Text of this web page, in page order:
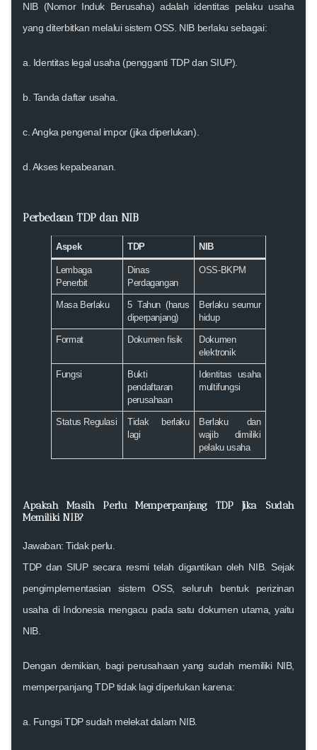
NIB (Nomor Induk Berusaha) adalah identitas pelaku usaha
yang diterbitkan melalui sistem OSS. NIB berlaku sebagai:
a. Identitas legal usaha (pengganti TDP dan SIUP).
b. Tanda daftar usaha.
c. Angka pengenal impor (jika diperlukan).
d. Akses kepabeanan.
Perbedaan TDP dan NIB
Aspek TDP NIB
Lembaga
Penerbit
Dinas
Perdagangan
OSS-BKPM
Masa Berlaku
5 Tahun (harus
diperpanjang)
Berlaku seumur
hidup
Format Dokumen fisik
Dokumen
elektronik
Fungsi
Bukti
pendaftaran
perusahaan
Identitas usaha
multifungsi
Status Regulasi
Tidak berlaku
lagi
Berlaku dan
wajib dimiliki
pelaku usaha
Apakah Masih Perlu Memperpanjang TDP Jika Sudah
Memiliki NIB?
Jawaban: Tidak perlu.
TDP dan SIUP secara resmi telahdigantikan oleh NIB. Sejak
pengimplementasian sistem OSS, seluruh bentuk perizinan
usaha di Indonesia mengacu pada satu dokumen utama, yaitu
NIB.
Dengan demikian, bagi perusahaan yang sudah memiliki NIB,
memperpanjang TDPtidak lagi diperlukan karena:
a. Fungsi TDP sudah melekat dalam NIB.